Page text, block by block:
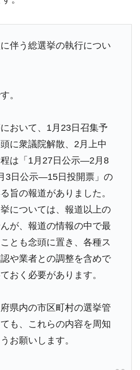
伴う総選挙の執行につい
。
おいて、1月23日召集予
に衆議院解散、2月上中
は「1月27日公示―2月8
3日公示―15日投開票」の
旨の報道がありました。
については、報道以上の
が、報道の情報の中で最
とも念頭に置き、各種ス
や業者との調整を含めで
おく必要があります。
県内の市区町村の選挙管
も、これらの内容を周知
お願いします。